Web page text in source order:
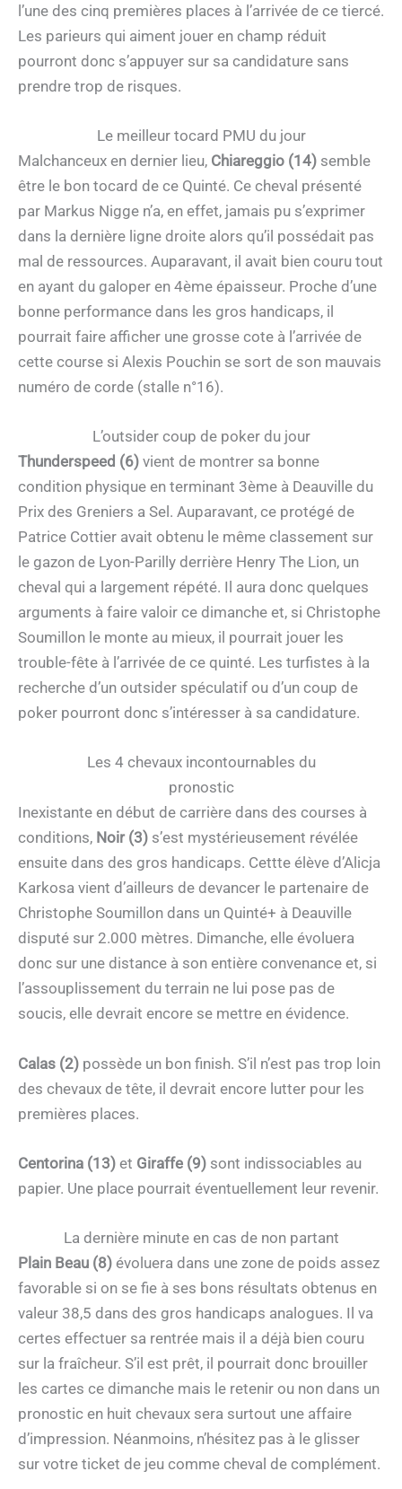
l’une des cinq premières places à l’arrivée de ce tiercé.
Les parieurs qui aiment jouer en champ réduit
pourront donc s’appuyer sur sa candidature sans
prendre trop de risques.
Le meilleur tocard PMU du jour
Malchanceux en dernier lieu, Chiareggio (14) semble
être le bon tocard de ce Quinté. Ce cheval présenté
par Markus Nigge n’a, en effet, jamais pu s’exprimer
dans la dernière ligne droite alors qu’il possédait pas
mal de ressources. Auparavant, il avait bien couru tout
en ayant du galoper en 4ème épaisseur. Proche d’une
bonne performance dans les gros handicaps, il
pourrait faire afficher une grosse cote à l’arrivée de
cette course si Alexis Pouchin se sort de son mauvais
numéro de corde (stalle n°16).
L’outsider coup de poker du jour
Thunderspeed (6) vient de montrer sa bonne
condition physique en terminant 3ème à Deauville du
Prix des Greniers a Sel. Auparavant, ce protégé de
Patrice Cottier avait obtenu le même classement sur
le gazon de Lyon-Parilly derrière Henry The Lion, un
cheval qui a largement répété. Il aura donc quelques
arguments à faire valoir ce dimanche et, si Christophe
Soumillon le monte au mieux, il pourrait jouer les
trouble-fête à l’arrivée de ce quinté. Les turfistes à la
recherche d’un outsider spéculatif ou d’un coup de
poker pourront donc s’intéresser à sa candidature.
Les 4 chevaux incontournables du
pronostic
Inexistante en début de carrière dans des courses à
conditions, Noir (3) s’est mystérieusement révélée
ensuite dans des gros handicaps. Cettte élève d’Alicja
Karkosa vient d’ailleurs de devancer le partenaire de
Christophe Soumillon dans un Quinté+ à Deauville
disputé sur 2.000 mètres. Dimanche, elle évoluera
donc sur une distance à son entière convenance et, si
l’assouplissement du terrain ne lui pose pas de
soucis, elle devrait encore se mettre en évidence.
Calas (2) possède un bon finish. S’il n’est pas trop loin
des chevaux de tête, il devrait encore lutter pour les
premières places.
Centorina (13) et Giraffe (9) sont indissociables au
papier. Une place pourrait éventuellement leur revenir.
La dernière minute en cas de non partant
Plain Beau (8) évoluera dans une zone de poids assez
favorable si on se fie à ses bons résultats obtenus en
valeur 38,5 dans des gros handicaps analogues. Il va
certes effectuer sa rentrée mais il a déjà bien couru
sur la fraîcheur. S’il est prêt, il pourrait donc brouiller
les cartes ce dimanche mais le retenir ou non dans un
pronostic en huit chevaux sera surtout une affaire
d’impression. Néanmoins, n’hésitez pas à le glisser
sur votre ticket de jeu comme cheval de complément.